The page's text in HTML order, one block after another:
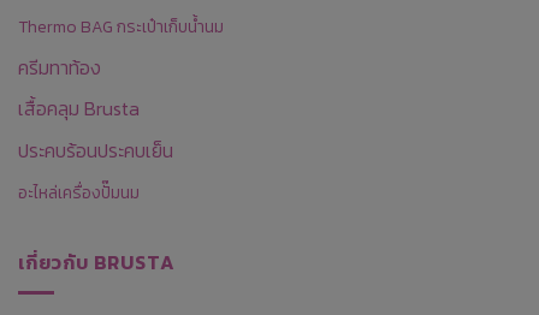
Thermo BAG กระเป๋าเก็บน้ำนม
ครีมทาท้อง
เสื้อคลุม Brusta
ประคบร้อนประคบเย็น
อะไหล่เครื่องปั๊มนม
เกี่ยวกับ BRUSTA